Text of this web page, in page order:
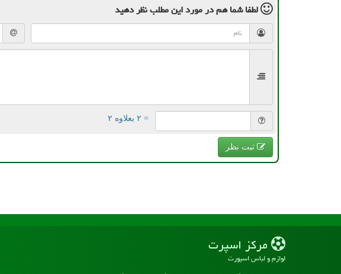
لطفا شما همدر مورد این مطلبنظر دهید
= ۲ بعلاوه ۲
ثبت نظر
مركز اسپرت
لوازم و لباس اسپورت